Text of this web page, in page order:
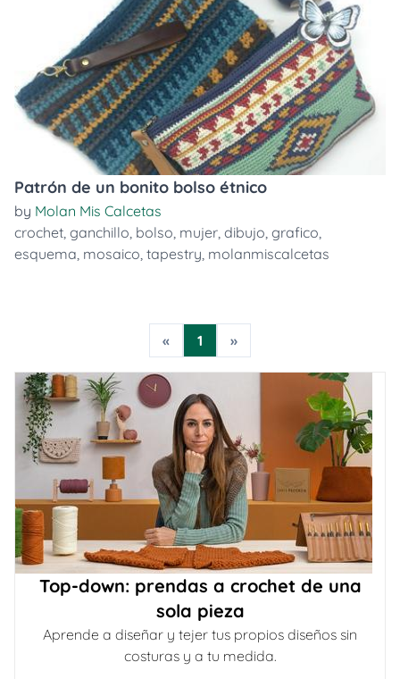
Patrón de un bonito bolso étnico
by Molan Mis Calcetas
crochet, ganchillo, bolso, mujer, dibujo, grafico,
esquema, mosaico, tapestry, molanmiscalcetas
« 1 »
Top-down: prendas a crochet de una
sola pieza
Aprende a diseñar y tejer tus propios diseños sin
costuras y a tu medida.